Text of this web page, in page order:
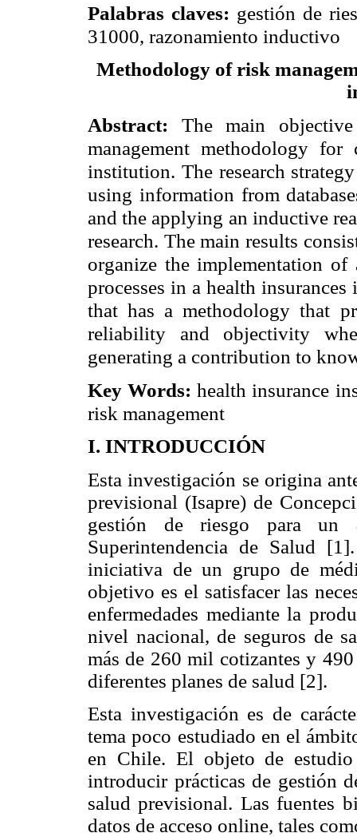
Palabras claves: gestión de
31000, razonamiento inductivo
Methodology of risk
Abstract: The main
management methodology
institution. The research
using information from
and the applying an inductive
research. The main results
organize the implementation
processes in a health
that has a methodology that
reliability and objectivity
generating a contribution to
Key Words:health insurance
risk management
I. INTRODUCCIÓN
Esta investigación se origina
previsional (Isapre) de
gestión de riesgo para un
Superintendencia de Salud
iniciativa de un grupo de
objetivo es el satisfacer las
enfermedades mediante la
nivel nacional, de seguros de
más de 260 mil cotizantes y
diferentes planes de salud [2].
Esta investigación es de
tema poco estudiado en el
en Chile. El objeto de
introducir prácticas de gestión
salud previsional. Las fuentes
datos de acceso online, tales